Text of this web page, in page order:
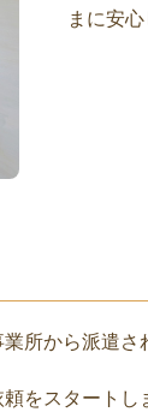
まに安
所から派遣さ
をスタート